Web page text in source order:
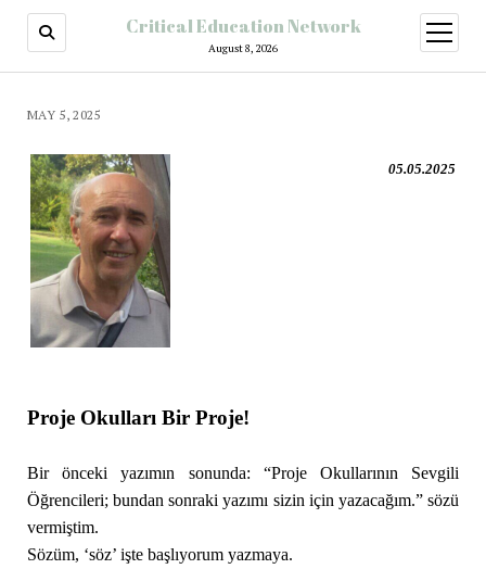
Critical Education Network
August 8, 2026
MAY 5, 2025
05.05.2025
Proje Okulları Bir Proje!
Bir önceki yazımın sonunda: “Proje Okullarının Sevgili
Öğrencileri; bundan sonraki yazımı sizin için yazacağım.” sözü
vermiştim.
Sözüm, ‘söz’ işte başlıyorum yazmaya.